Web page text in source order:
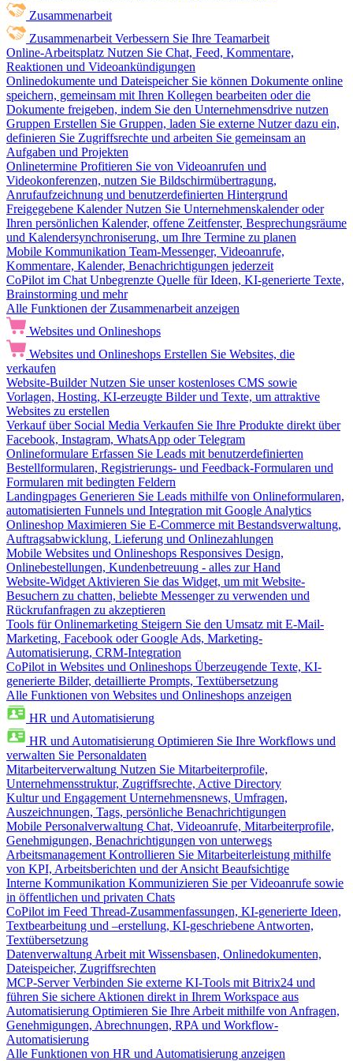
Zusammenarbeit
Zusammenarbeit Verbessern Sie Ihre Teamarbeit
Online-Arbeitsplatz Nutzen Sie Chat, Feed, Kommentare,
Reaktionen und Videoankündigungen
Onlinedokumente und Dateispeicher Sie können Dokumente online
speichern, gemeinsam mit Ihren Kollegen bearbeiten oder die
Dokumente freigeben, indem Sie den Unternehmensdrive nutzen
Gruppen Erstellen Sie Gruppen, laden Sie externe Nutzer dazu ein,
definieren Sie Zugriffsrechte und arbeiten Sie gemeinsam an
Aufgaben und Projekten
Onlinetermine Profitieren Sie von Videoanrufen und
Videokonferenzen, nutzen Sie Bildschirmübertragung,
Anrufaufzeichnung und benutzerdefinierten Hintergrund
Freigegebene Kalender Nutzen Sie Unternehmenskalender oder
Ihren persönlichen Kalender, offene Zeitfenster, Besprechungsräume
und Kalendersynchroniserung, um Ihre Termine zu planen
Mobile Kommunikation Team-Messenger, Videoanrufe,
Kommentare, Kalender, Benachrichtigungen jederzeit
CoPilot im Chat Unbegrenzte Quelle für Ideen, KI-generierte Texte,
Brainstorming und mehr
Alle Funktionen der Zusammenarbeit anzeigen
Websites und Onlineshops
Websites und Onlineshops Erstellen Sie Websites, die
verkaufen
Website-Builder Nutzen Sie unser kostenloses CMS sowie
Vorlagen, Hosting, KI-erzeugte Bilder und Texte, um attraktive
Websites zu erstellen
Verkauf über Social Media Verkaufen Sie Ihre Produkte direkt über
Facebook, Instagram, WhatsApp oder Telegram
Onlineformulare Erfassen Sie Leads mit benutzerdefinierten
Bestellformularen, Registrierungs- und Feedback-Formularen und
Formularen mit bedingten Feldern
Landingpages Generieren Sie Leads mithilfe von Onlineformularen,
automatisierten Funnels und Integration mit Google Analytics
Onlineshop Maximieren Sie E-Commerce mit Bestandsverwaltung,
Auftragsabwicklung, Lieferung und Onlinezahlungen
Mobile Websites und Onlineshops Responsives Design,
Onlinebestellungen, Kundenbetreuung - alles zur Hand
Website-Widget Aktivieren Sie das Widget, um mit Website-
Besuchern zu chatten, beliebte Messenger zu verwenden und
Rückrufanfragen zu akzeptieren
Tools für Onlinemarketing Steigern Sie den Umsatz mit E-Mail-
Marketing, Facebook oder Google Ads, Marketing-
Automatisierung, CRM-Integration
CoPilot in Websites und Onlineshops Überzeugende Texte, KI-
generierte Bilder, detaillierte Prompts, Textübersetzung
Alle Funktionen von Websites und Onlineshops anzeigen
HR und Automatisierung
HR und Automatisierung Optimieren Sie Ihre Workflows und
verwalten Sie Personaldaten
Mitarbeiterverwaltung Nutzen Sie Mitarbeiterprofile,
Unternehmensstruktur, Zugriffsrechte, Active Directory
Kultur und Engagement Unternehmensnews, Umfragen,
Auszeichnungen, Tags, persönliche Benachrichtigungen
Mobile Personalverwaltung Chat, Videoanrufe, Mitarbeiterprofile,
Genehmigungen, Benachrichtigungen von unterwegs
Arbeitsmanagement Kontrollieren Sie Mitarbeiterleistung mithilfe
von KPI, Arbeitsberichten und der Ansicht Beaufsichtige
Interne Kommunikation Kommunizieren Sie per Videoanrufe sowie
in öffentlichen und privaten Chats
CoPilot im Feed Thread-Zusammenfassungen, KI-generierte Ideen,
Textbearbeitung und –erstellung, KI-geschriebene Antworten,
Textübersetzung
Datenverwaltung Arbeit mit Wissensbasen, Onlinedokumenten,
Dateispeicher, Zugriffsrechten
MCP-Server Verbinden Sie externe KI-Tools mit Bitrix24 und
führen Sie sichere Aktionen direkt in Ihrem Workspace aus
Automatisierung Optimieren Sie Ihre Arbeit mithilfe von Anfragen,
Genehmigungen, Abrechnungen, RPA und Workflow-
Automatisierung
Alle Funktionen von HR und Automatisierung anzeigen